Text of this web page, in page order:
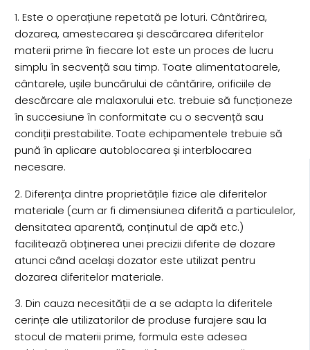
1. Este o operațiune repetată pe loturi. Cântărirea,
dozarea, amestecarea și descărcarea diferitelor
materii prime în fiecare lot este un proces de lucru
simplu în secvență sau timp. Toate alimentatoarele,
cântarele, ușile buncărului de cântărire, orificiile de
descărcare ale malaxorului etc. trebuie să funcționeze
în succesiune în conformitate cu o secvență sau
condiții prestabilite. Toate echipamentele trebuie să
pună în aplicare autoblocarea și interblocarea
necesare.
2. Diferența dintre proprietățile fizice ale diferitelor
materiale (cum ar fi dimensiunea diferită a particulelor,
densitatea aparentă, conținutul de apă etc.)
facilitează obținerea unei precizii diferite de dozare
atunci când același dozator este utilizat pentru
dozarea diferitelor materiale.
3. Din cauza necesității de a se adapta la diferitele
cerințe ale utilizatorilor de produse furajere sau la
stocul de materii prime, formula este adesea